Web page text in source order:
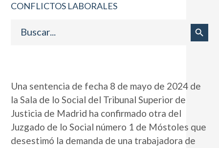
CONFLICTOS LABORALES
Botón de búsqueda
Una sentencia de fecha 8 de mayo de 2024 de
la Sala de lo Social del Tribunal Superior de
Justicia de Madrid ha confirmado otra del
Juzgado de lo Social número 1 de Móstoles que
desestimó la demanda de una trabajadora de